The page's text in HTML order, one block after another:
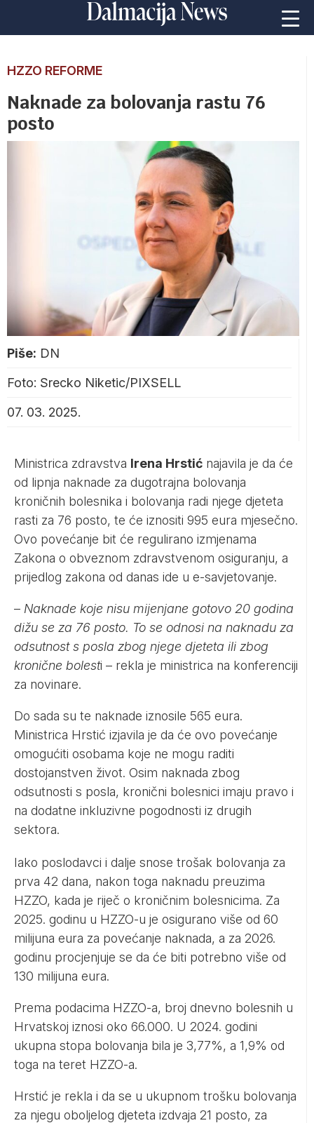
HZZO REFORME
Naknade za bolovanja rastu 76
posto
Piše: DN
Foto: Srecko Niketic/PIXSELL
07. 03. 2025.
Ministrica zdravstva Irena Hrstić najavila je da će
od lipnja naknade za dugotrajna bolovanja
kroničnih bolesnika i bolovanja radi njege djeteta
rasti za 76 posto, te će iznositi 995 eura mjesečno.
Ovo povećanje bit će regulirano izmjenama
Zakona o obveznom zdravstvenom osiguranju, a
prijedlog zakona od danas ide u e-savjetovanje.
– Naknade koje nisu mijenjane gotovo 20 godina
dižu se za 76 posto. To se odnosi na naknadu za
odsutnost s posla zbog njege djeteta ili zbog
kronične bolesti – rekla je ministrica na konferenciji
za novinare.
Do sada su te naknade iznosile 565 eura.
Ministrica Hrstić izjavila je da će ovo povećanje
omogućiti osobama koje ne mogu raditi
dostojanstven život. Osim naknada zbog
odsutnosti s posla, kronični bolesnici imaju pravo i
na dodatne inkluzivne pogodnosti iz drugih
sektora.
Iako poslodavci i dalje snose trošak bolovanja za
prva 42 dana, nakon toga naknadu preuzima
HZZO, kada je riječ o kroničnim bolesnicima. Za
2025. godinu u HZZO-u je osigurano više od 60
milijuna eura za povećanje naknada, a za 2026.
godinu procjenjuje se da će biti potrebno više od
130 milijuna eura.
Prema podacima HZZO-a, broj dnevno bolesnih u
Hrvatskoj iznosi oko 66.000. U 2024. godini
ukupna stopa bolovanja bila je 3,77%, a 1,9% od
toga na teret HZZO-a.
Hrstić je rekla i da se u ukupnom trošku bolovanja
za njegu oboljelog djeteta izdvaja 21 posto, za